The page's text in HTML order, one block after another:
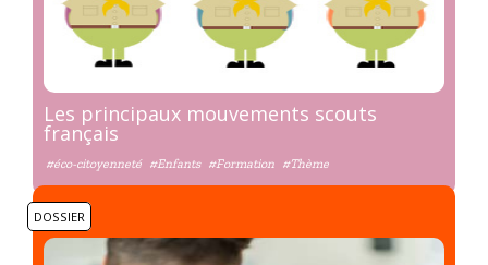
Les principaux mouvements scouts
français
#éco-citoyenneté #Enfants #Formation #Thème
DOSSIER